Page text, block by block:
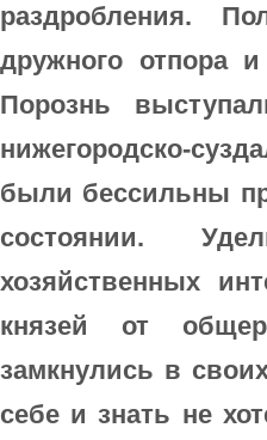
раздробления.
дружного отпора
Порознь
нижегородско-
были бессильны
состоянии.
хозяйственных
князей от
замкнулись в
себе и знать не